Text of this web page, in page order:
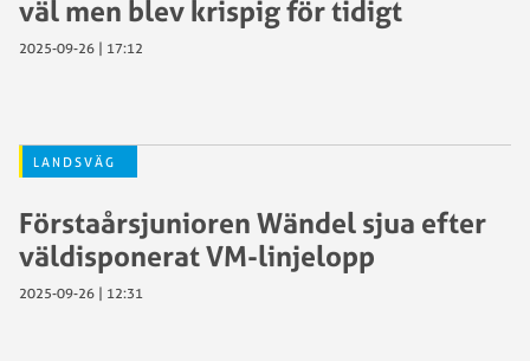
väl men blev krispig för tidigt
2025-09-26 | 17:12
LANDSVÄG
Förstaårsjunioren Wändel sjua efter
väldisponerat VM-linjelopp
2025-09-26 | 12:31